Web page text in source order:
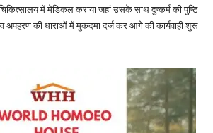
में मेडिकल कराया जहां उसके साथ दुष्कर्म की पुष्टि
अपहरण की धाराओं में मुकदमा दर्ज कर आगे की कार्यवाही शुरू